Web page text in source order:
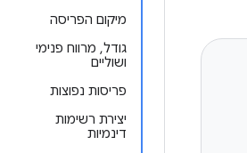
מיקום הפריסה
גודל, מרווח פנימי
ושוליים
פריסות נפוצות
יצירת רשימות
דינמיות